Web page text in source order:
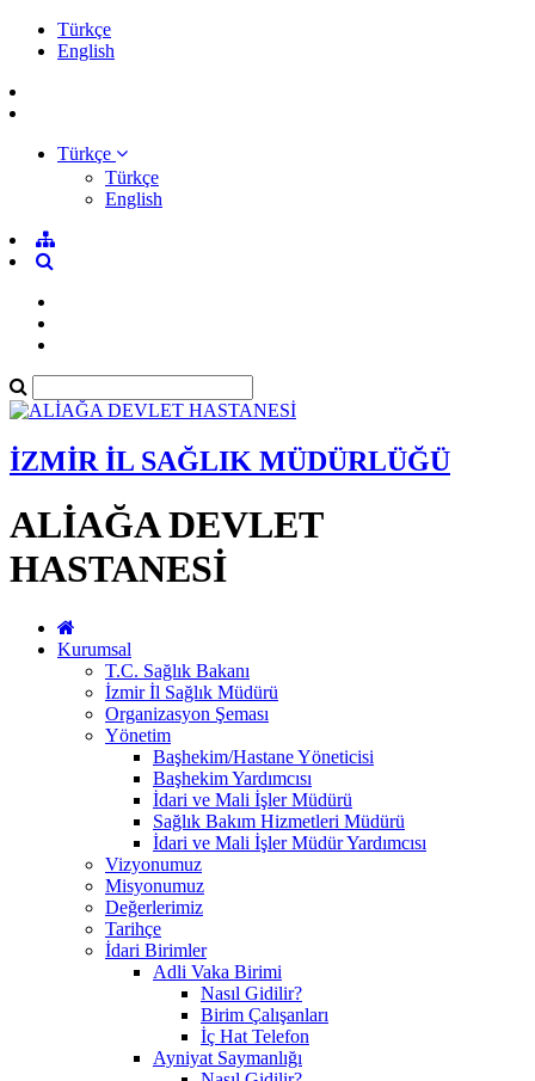
Türkçe
English
Türkçe
Türkçe
English
İZMİR İL SAĞLIK MÜDÜRLÜĞÜ
ALİAĞA DEVLET
HASTANESİ
Kurumsal
T.C. Sağlık Bakanı
İzmir İl Sağlık Müdürü
Organizasyon Şeması
Yönetim
Başhekim/Hastane Yöneticisi
Başhekim Yardımcısı
İdari ve Mali İşler Müdürü
Sağlık Bakım Hizmetleri Müdürü
İdari ve Mali İşler Müdür Yardımcısı
Vizyonumuz
Misyonumuz
Değerlerimiz
Tarihçe
İdari Birimler
Adli Vaka Birimi
Nasıl Gidilir?
Birim Çalışanları
İç Hat Telefon
Ayniyat Saymanlığı